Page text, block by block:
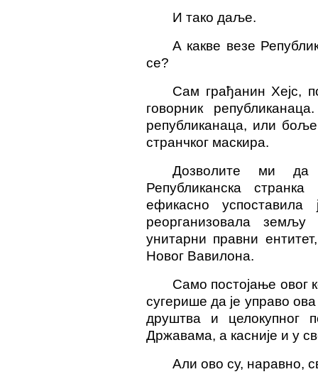
И тако даље.
А какве везе
се?
Сам грађанин Хејс,
говорник
републиканаца, или
странчког маскира.
Дозволите ми
Републиканска
ефикасно успоставила
реорганизовала
унитарни правни
Новог Вавилона.
Само постојање овог
сугерише да је управо
друштва и целокупног
Државама, а касније и у
Али ово су, наравно,